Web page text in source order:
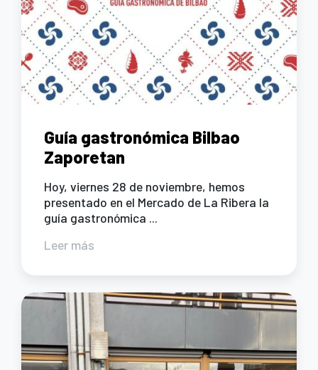
Guía gastronómica Bilbao
Zaporetan
Hoy, viernes 28 de noviembre, hemos
presentado en el Mercado de La Ribera la
guía gastronómica ...
Leer más